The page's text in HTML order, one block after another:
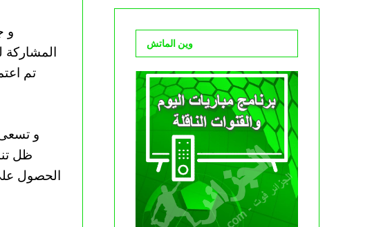
و
المشاركة
تم
و
ظل
الحصول
وين الماتش